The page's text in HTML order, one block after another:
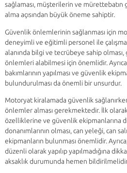
sağlaması, müşterilerin ve mürettebatın
alma açısından büyük öneme sahiptir.
Güvenlik önlemlerinin sağlanması için
deneyimli ve eğitimli personel ile
alanında bilgi ve tecrübeye sahip
önlemleri alabilmesi için önemlidir.
bakımlarının yapılması ve güvenlik
bulundurulması da önemli bir unsurdur.
Motoryat kiralamada güvenlik
önlemler alması gerekmektedir. İlk
özelliklerine ve güvenlik ekipmanlarına
donanımlarının olması, can yeleği, can
ekipmanların bulunması önemlidir.
düzenli olarak yapılıp yapılmadığına
aksaklık durumunda hemen